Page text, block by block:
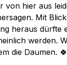
von hier aus
Mit
heraus dürfte
werden.
die Daumen.